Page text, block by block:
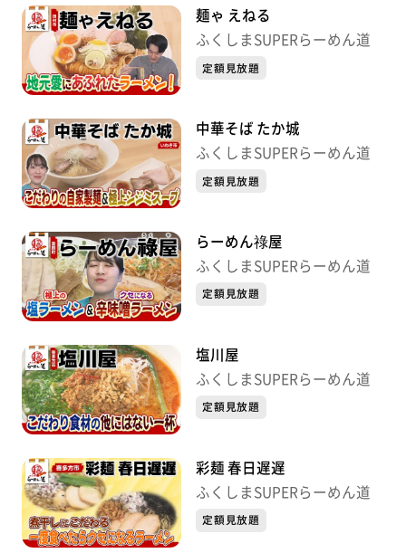
麺ゃ えねる
ふくしまSUPERらーめん道
定額見放題
中華そば たか城
ふくしまSUPERらーめん道
定額見放題
らーめん祿屋
ふくしまSUPERらーめん道
定額見放題
塩川屋
ふくしまSUPERらーめん道
定額見放題
彩麺 春日遅遅
ふくしまSUPERらーめん道
定額見放題